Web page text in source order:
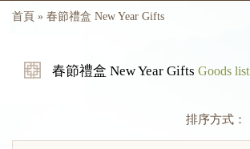
首頁 » 春節禮盒 New Year Gifts
春節禮盒 New Year Gifts Goods list
排序方式：